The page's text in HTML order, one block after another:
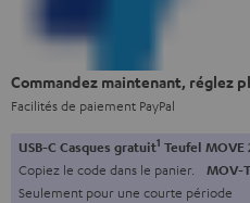
Commandez maintenant, réglez
Facilités de paiement PayPal
USB-C Casques gratuit1 Teufel MOVE
Copiez le code dans le panier. MOV-
Seulement pour une courte période